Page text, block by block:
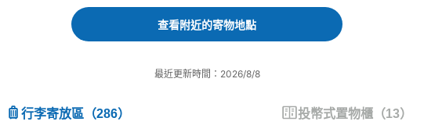
forward
to
the
calendar
select
backward
interact
select
查看附近的寄物地點
最近更新時間：2026/8/8
行李寄放區 （286） 投幣式置物櫃（13）